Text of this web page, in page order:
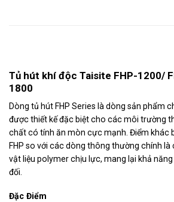
Tủ hút khí độc Taisite FHP-1200/
1800
Dòng tủ hút FHP Series là dòng sản phẩm
được thiết kế đặc biệt cho các môi trường
chất có tính ăn mòn cực mạnh. Điểm khác
FHP so với các dòng thông thường chính
vật liệu polymer chịu lực, mang lại khả
đối.
Đặc Điểm